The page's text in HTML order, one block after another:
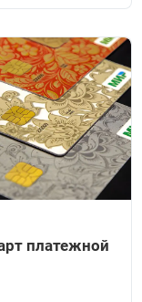
платежной